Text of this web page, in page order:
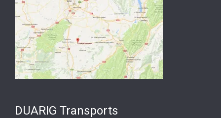
DUARIG Transports